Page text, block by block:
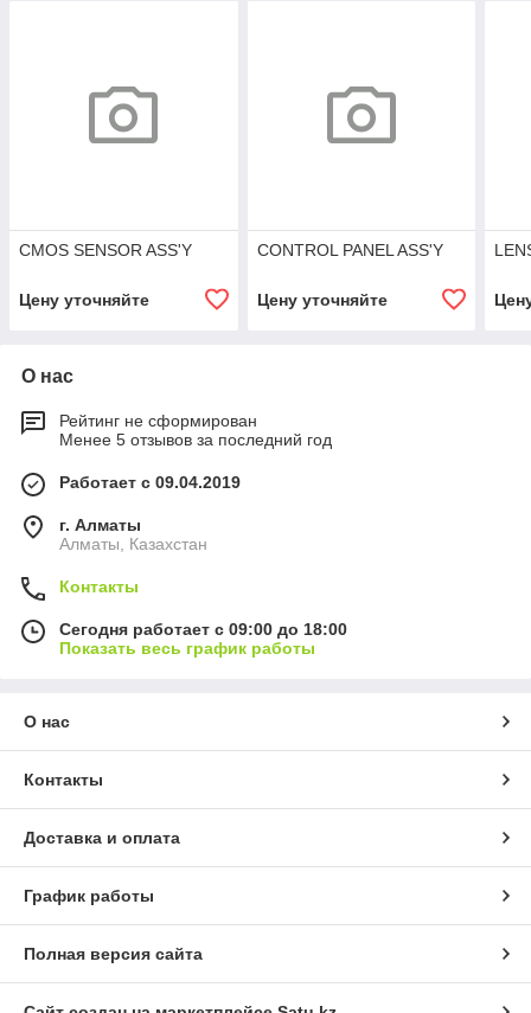
CMOS SENSOR ASS'Y
Цену уточняйте
CONTROL PANEL ASS'Y
Цену уточняйте
О нас
Рейтинг не сформирован
Менее 5 отзывов за последний год
Работает с 09.04.2019
г. Алматы
Алматы, Казахстан
Контакты
Сегодня работает с 09:00 до 18:00
Показать весь график работы
О нас
Контакты
Доставка и оплата
График работы
Полная версия сайта